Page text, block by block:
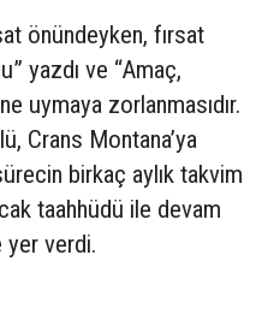
önündeyken, fırsat
yazdı ve “Amaç,
uymaya zorlanmasıdır.
Crans Montana’ya
birkaç aylık takvim
taahhüdü ile devam
yer verdi.